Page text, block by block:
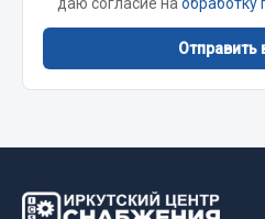
Двигатель
Отправить